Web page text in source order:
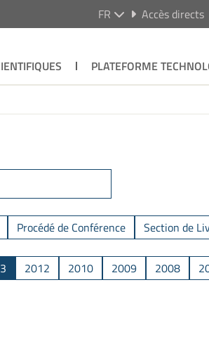
FR Accès directs
PLATEFORME
Procédé de Conférence
Section de
2012 2010 2009 2008